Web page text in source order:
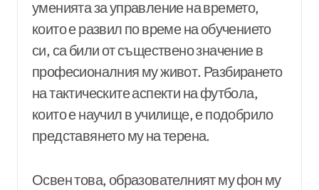
уменията за управление на времето,
които е развил по време на обучението
си, са били от съществено значение в
професионалния му живот. Разбирането
на тактическите аспекти на футбола,
които е научил в училище, е подобрило
представянето му на терена.
Освен това, образователният му фон му